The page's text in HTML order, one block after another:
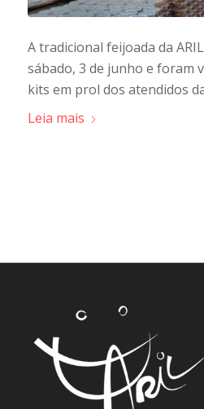
A tradicional feijoada da
sábado, 3 de junho e foram
kits em prol dos atendidos
Leia mais